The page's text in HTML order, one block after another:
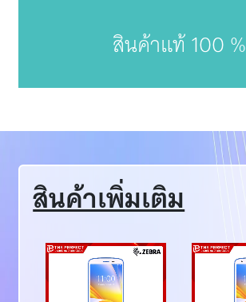
สินค้าแท้ 100 %
สินค้าเพิ่มเติม